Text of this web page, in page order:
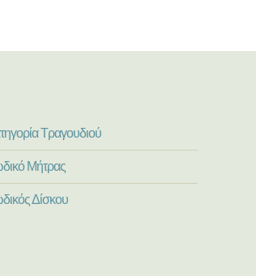
Τραγουδιού
Μήτρας
Δίσκου